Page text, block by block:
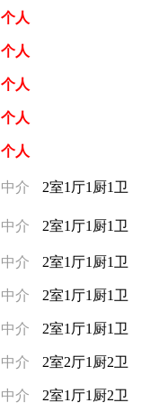
个人
个人
个人
个人
个人
中介 2室1厅1厨1卫
中介 2室1厅1厨1卫
中介 2室1厅1厨1卫
中介 2室1厅1厨1卫
中介 2室1厅1厨1卫
中介 2室2厅1厨2卫
中介 2室1厅1厨2卫